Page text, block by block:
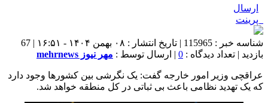
ارسال
پرینت
شناسه خبر : 115965 | تاریخ انتشار : ۰۸ بهمن ۱۴۰۴ - ۱۶:۵۱ | 67
بازدید | تعداد دیدگاه : 0 | ارسال توسط : مهر نیوز mehrnews
عراقچی وزیر امور خارجه گفت: یک نگرشی بین کشورها وجود دارد
که یک تهدید نظامی باعث بی ثباتی در کل منطقه خواهد شد.